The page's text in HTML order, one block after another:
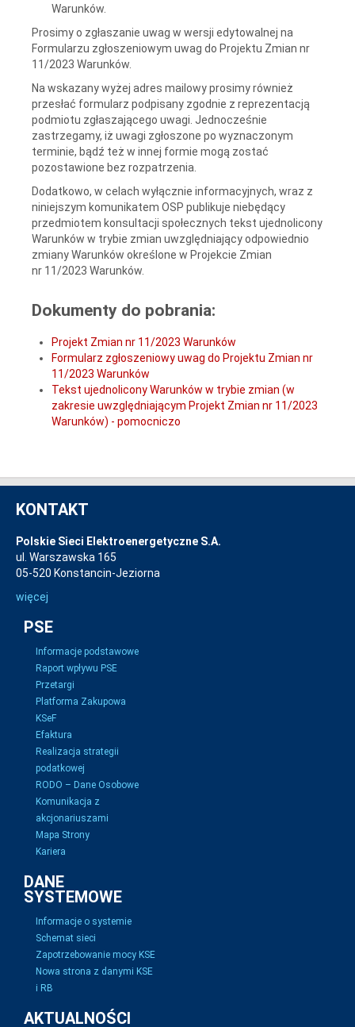
Warunków.
Prosimy o zgłaszanie uwag w wersji edytowalnej na
Formularzu zgłoszeniowym uwag do Projektu Zmian nr
11/2023 Warunków.
Na wskazany wyżej adres mailowy prosimy również
przesłać formularz podpisany zgodnie z reprezentacją
podmiotu zgłaszającego uwagi. Jednocześnie
zastrzegamy, iż uwagi zgłoszone po wyznaczonym
terminie, bądź też w innej formie mogą zostać
pozostawione bez rozpatrzenia.
Dodatkowo, w celach wyłącznie informacyjnych, wraz z
niniejszym komunikatem OSP publikuje niebędący
przedmiotem konsultacji społecznych tekst ujednolicony
Warunków w trybie zmian uwzględniający odpowiednio
zmiany Warunków określone w Projekcie Zmian
nr 11/2023 Warunków.
Dokumenty do pobrania:
Projekt Zmian nr 11/2023 Warunków
Formularz zgłoszeniowy uwag do Projektu Zmian nr
11/2023 Warunków
Tekst ujednolicony Warunków w trybie zmian (w
zakresie uwzględniającym Projekt Zmian nr 11/2023
Warunków) - pomocniczo
KONTAKT
Polskie Sieci Elektroenergetyczne S.A.
ul. Warszawska 165
05-520 Konstancin-Jeziorna
więcej
PSE
Informacje podstawowe
Raport wpływu PSE
Przetargi
Platforma Zakupowa
KSeF
Efaktura
Realizacja strategii
podatkowej
RODO – Dane Osobowe
Komunikacja z
akcjonariuszami
Mapa Strony
Kariera
DANE
SYSTEMOWE
Informacje o systemie
Schemat sieci
Zapotrzebowanie mocy KSE
Nowa strona z danymi KSE
i RB
AKTUALNOŚCI